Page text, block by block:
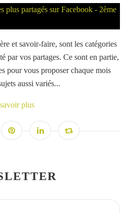
et savoir-faire, sont les catégories
par vos partages. Ce sont en partie,
pour vous proposer chaque mois
aussi variés...
plus